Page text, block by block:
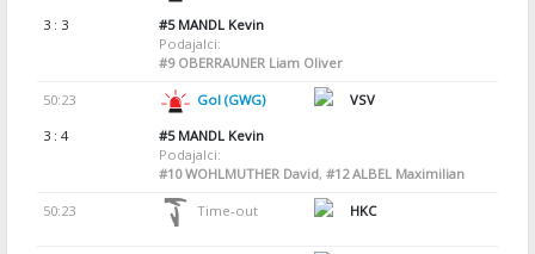
3 : 3
#5MANDL Kevin
Podajalci:
#9OBERRAUNER Liam Oliver
50:23 Gol (GWG)
VSV
3 : 4
#5MANDL Kevin
Podajalci:
#10WOHLMUTHER David, #12ALBEL Maximilian
50:23 Time-out HKC